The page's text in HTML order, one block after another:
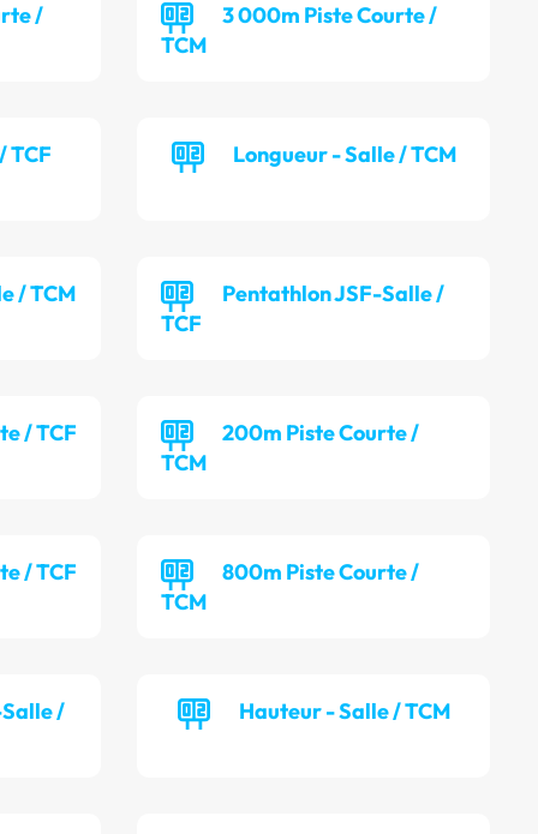
/
3 000m Piste Courte /
TCM
TCF Longueur - Salle / TCM
/ TCM
Pentathlon JSF-Salle /
TCF
/ TCF
200m Piste Courte /
TCM
/ TCF
800m Piste Courte /
TCM
/
Hauteur - Salle / TCM